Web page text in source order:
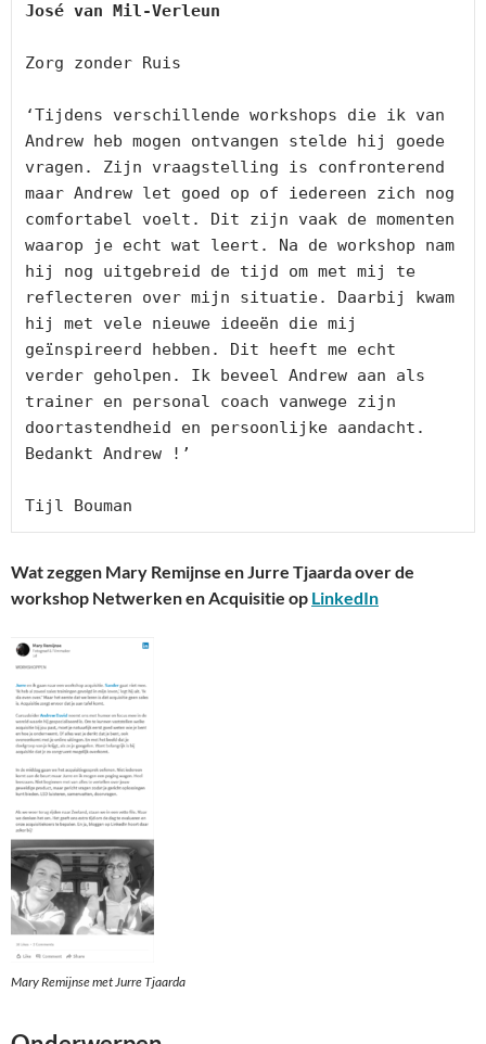
José van Mil-Verleun
Zorg zonder Ruis
‘Tijdens verschillende workshops die ik van
Andrew heb mogen ontvangen stelde hij goede
vragen. Zijn vraagstelling is confronterend
maar Andrew let goed op of iedereen zich nog
comfortabel voelt. Dit zijn vaak de momenten
waarop je echt wat leert. Na de workshop nam
hij nog uitgebreid de tijd om met mij te
reflecteren over mijn situatie. Daarbij kwam
hij met vele nieuwe ideeën die mij
geïnspireerd hebben. Dit heeft me echt
verder geholpen. Ik beveel Andrew aan als
trainer en personal coach vanwege zijn
doortastendheid en persoonlijke aandacht.
Bedankt Andrew !’
Tijl Bouman
Wat zeggen Mary Remijnse en Jurre Tjaarda over de
workshop Netwerken en Acquisitie op LinkedIn
Mary Remijnse met Jurre Tjaarda